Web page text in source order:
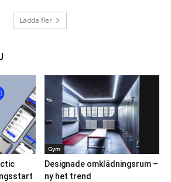
Ladda fler
Gym
Designade omklädningsrum –
ny het trend